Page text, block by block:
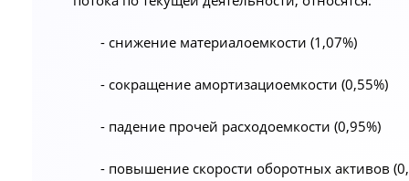
- снижение материалоемкости (1,07%)
- сокращение амортизациоемкости (0,55%)
- падение прочей расходоемкости (0,95%)
- повышение скорости оборотных активов